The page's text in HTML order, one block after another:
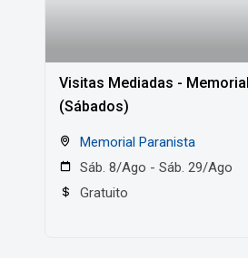
Visitas Mediadas -
(Sábados)
Memorial Paranista
Sáb. 8/Ago - Sáb. 29/Ago
Gratuito